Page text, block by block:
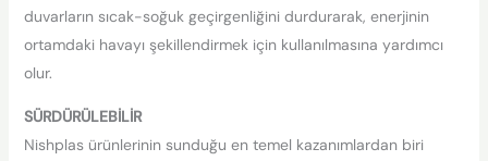
duvarların sıcak-soğuk geçirgenliğini durdurarak, enerjinin
ortamdaki havayı şekillendirmek için kullanılmasına yardımcı
olur.
SÜRDÜRÜLEBİLİR
Nishplas ürünlerinin sunduğu en temel kazanımlardan biri